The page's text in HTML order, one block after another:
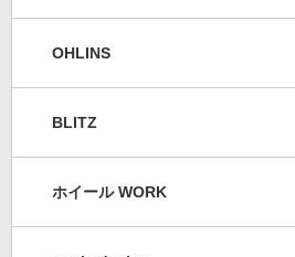
OHLINS
BLITZ
ホイール WORK